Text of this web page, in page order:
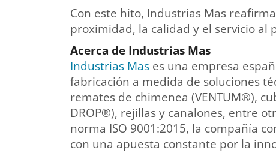
Con este hito, Industrias Mas
proximidad, la calidad y el servicio al
Acerca de Industrias Mas
Industrias Mas es una empresa
fabricación a medida de soluciones
remates de chimenea (VENTUM®),
DROP®), rejillas y canalones, entre
norma ISO 9001:2015, la compañía
con una apuesta constante por la